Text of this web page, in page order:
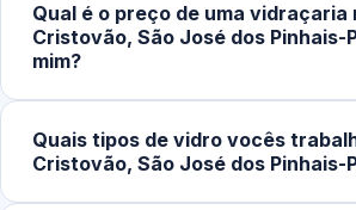
Qual é o preço de uma vidraçaria
Cristovão, São José dos Pinhais-
mim?
dimensões, espessura, acessórios e
instalação. Box simples partem de
Quais tipos de vidro vocês
Cristovão, São José dos Pinhais-